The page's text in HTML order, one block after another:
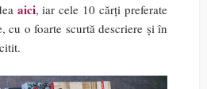
aici, iar cele 10 cărți preferate
cu o foarte scurtă descriere și în